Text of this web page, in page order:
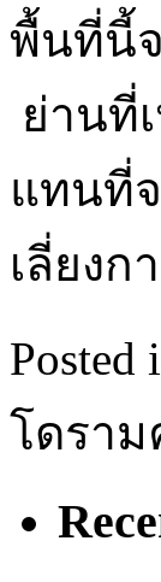
พื้นที่นี้จ
ย่านที่
แทนที่
เลี่ยงก
Posted
โดราม